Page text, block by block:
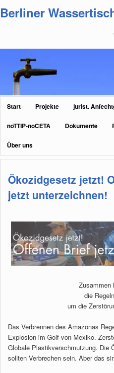
primären
sekundären
Berliner
Hauptmenü
Start Projekte jurist.
noTTIP-noCETA Dokumente
Über uns
Ökozidgesetz jetzt!
jetzt unterzeichnen!
Zusammen
die
um die
Das Verbrennen des Amazonas
Explosion im Golf von Mexiko.
Globale Plastikverschmutzung. Die
sollten Verbrechen sein. Aber das